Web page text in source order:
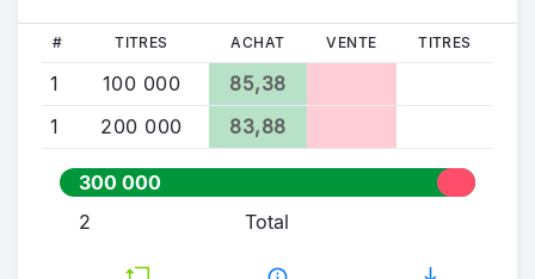
# TITRES ACHAT VENTE TITRES
1 100 000
85,38
1
200 000 83,88
300 000
2
Total